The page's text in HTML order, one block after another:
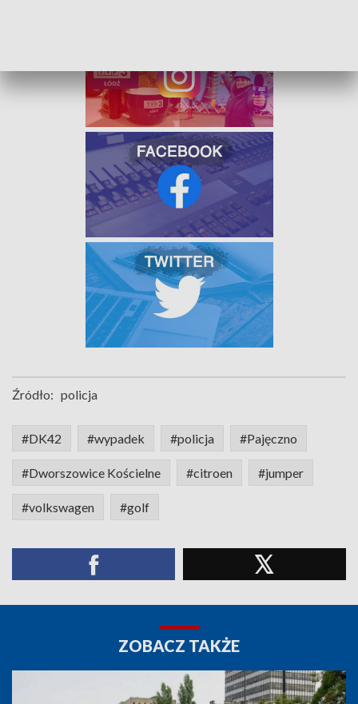
Źródło: policja
#DK42 #wypadek #policja #Pajęczno
#Dworszowice Kościelne #citroen #jumper
#volkswagen #golf
ZOBACZ TAKŻE